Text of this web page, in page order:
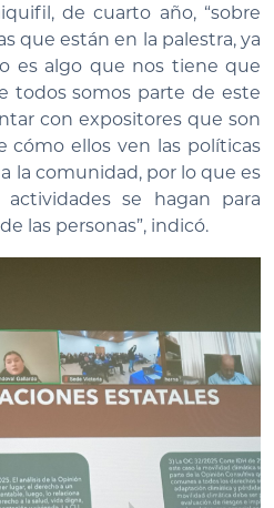
de cuarto año, “sobre
que están en la palestra, ya
es algo que nos tiene que
todos somos parte de este
con expositores que son
cómo ellos ven las políticas
la comunidad, por lo que es
se hagan para
las personas”, indicó.